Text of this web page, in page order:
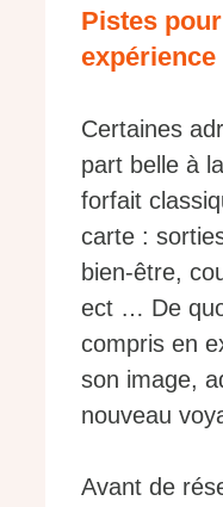
Pistes
expérience
Certaines
part belle à
forfait
carte :
bien-être,
ect … De
compris en
son image,
nouveau
Avant de